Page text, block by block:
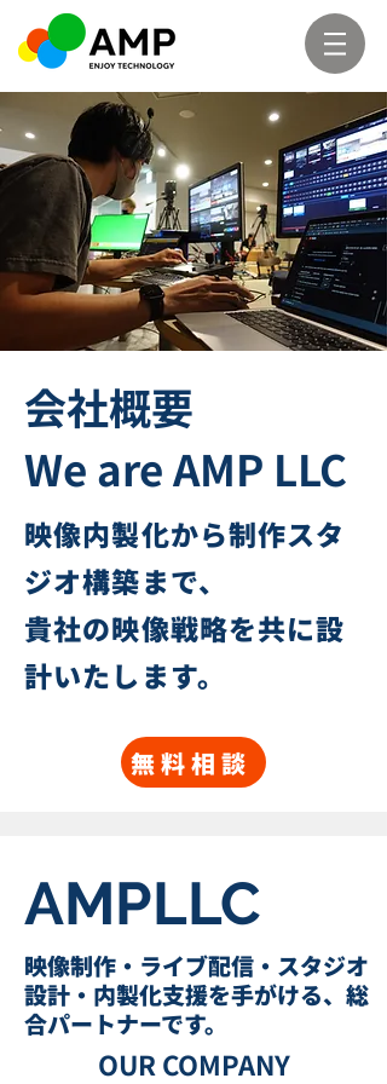
会社概要
We are AMP LLC
映像内製化から制作スタ
ジオ構築まで、
貴社の映像戦略を共に設
計いたします。
無料相談
AMPLLC
映像制作・ライブ配信・スタジオ
設計・内製化支援を手がける、総
合パートナーです。
OUR COMPANY